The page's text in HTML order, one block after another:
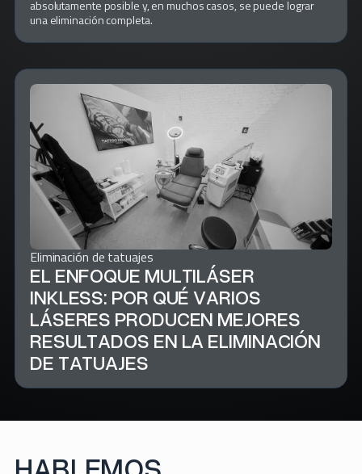
absolutamente posible y, en muchos casos, se puede lograr
una eliminación completa.
Eliminación de tatuajes
EL ENFOQUE MULTILÁSER
INKLESS: POR QUÉ VARIOS
LÁSERES PRODUCEN MEJORES
RESULTADOS EN LA ELIMINACIÓN
DE TATUAJES